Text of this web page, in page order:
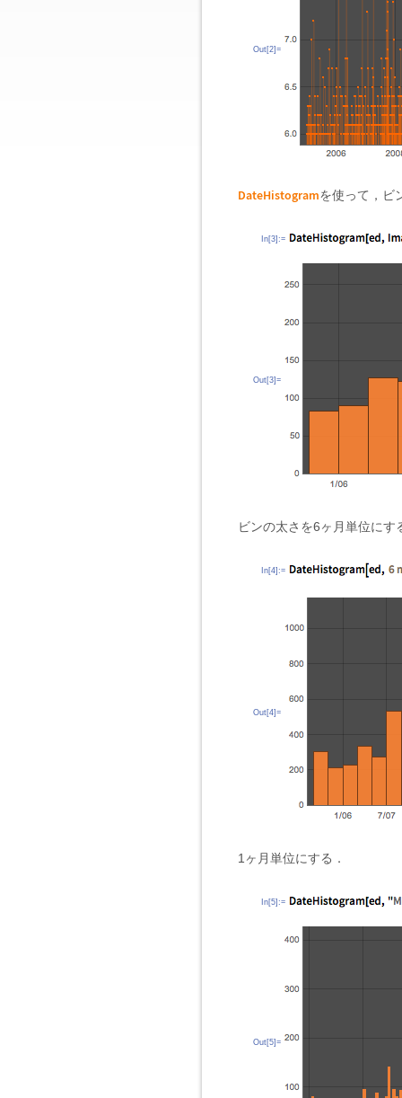
Out[2]=
DateHistogramを使って，ビ
In[3]:=
Out[3]=
ビンの太さを6ヶ月単位にす
In[4]:=
Out[4]=
1ヶ月単位にする．
In[5]:=
Out[5]=